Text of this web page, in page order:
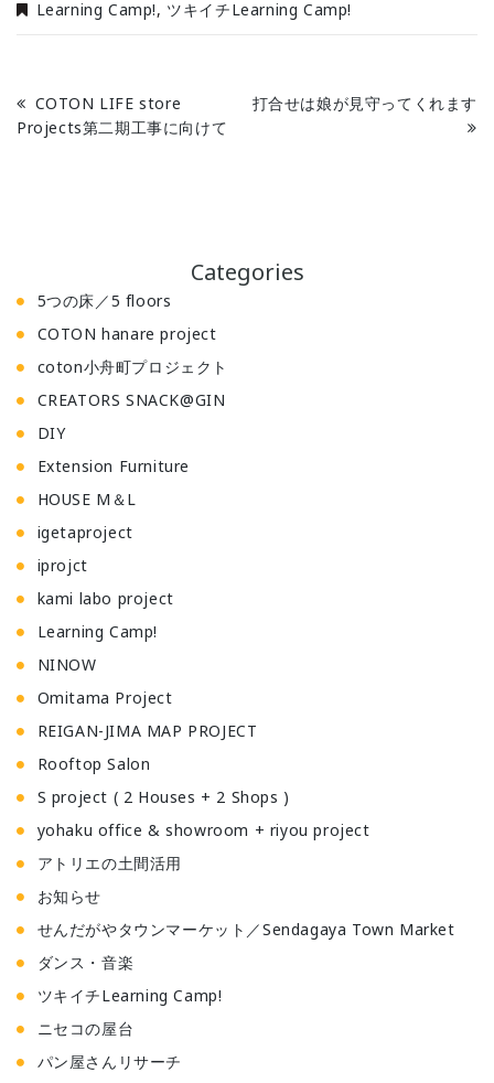
Learning Camp!, ツキイチLearning Camp!
COTON LIFE store
Projects第二期工事に向けて
打合せは娘が見守ってくれます
Categories
5つの床／5 floors
COTON hanare project
coton小舟町プロジェクト
CREATORS SNACK@GIN
DIY
Extension Furniture
HOUSE M＆L
igetaproject
iprojct
kami labo project
Learning Camp!
NINOW
Omitama Project
REIGAN-JIMA MAP PROJECT
Rooftop Salon
S project ( 2 Houses + 2 Shops )
yohaku office & showroom + riyou project
アトリエの土間活用
お知らせ
せんだがやタウンマーケット／Sendagaya Town Market
ダンス・音楽
ツキイチLearning Camp!
ニセコの屋台
パン屋さんリサーチ